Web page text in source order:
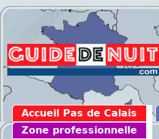
Accueil Pas de Calais
Zone professionnelle